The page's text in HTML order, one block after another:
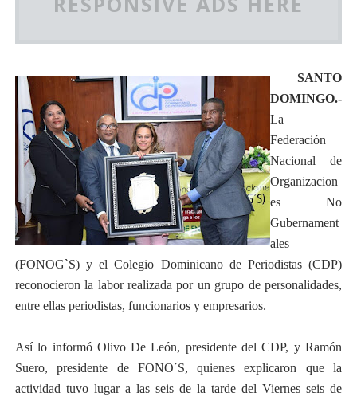
SANTO
DOMINGO.-
La
Federación
Nacional de
Organizacion
es No
Gubernament
ales
(FONOG`S) y el Colegio Dominicano de Periodistas (CDP)
reconocieron la labor realizada por un grupo de personalidades,
entre ellas periodistas, funcionarios y empresarios.
Así lo informó Olivo De León, presidente del CDP, y Ramón
Suero, presidente de FONO´S, quienes explicaron que la
actividad tuvo lugar a las seis de la tarde del Viernes seis de